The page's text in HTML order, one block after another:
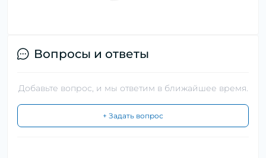
Вопросы и ответы
Добавьте вопрос, и мы ответим в ближайшее время.
+ Задать вопрос